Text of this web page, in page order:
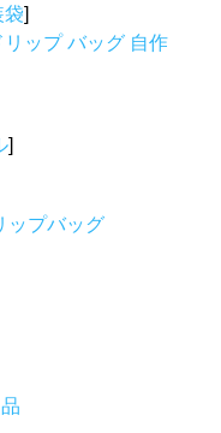
袋]
リップ バッグ 自作
]
ップバッグ